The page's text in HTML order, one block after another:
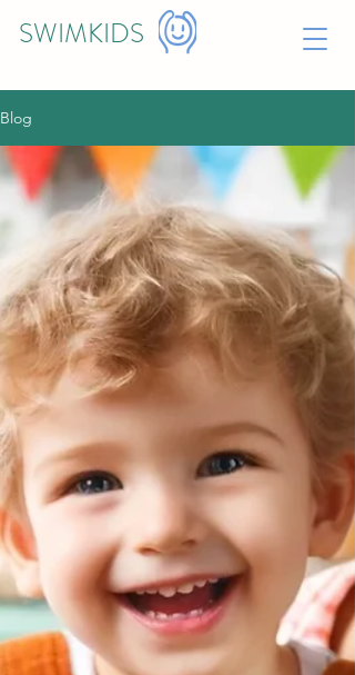
SWIMKIDS
Blog